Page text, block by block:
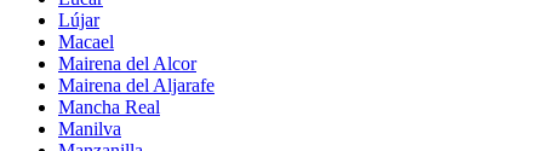
Lújar
Macael
Mairena del Alcor
Mairena del Aljarafe
Mancha Real
Manilva